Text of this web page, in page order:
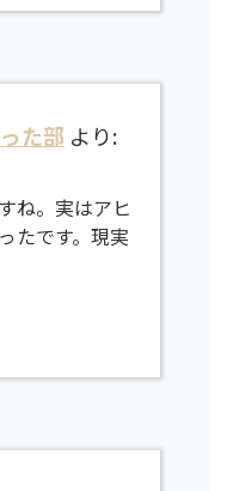
た部 より:
ね。実はアヒ
たです。現実